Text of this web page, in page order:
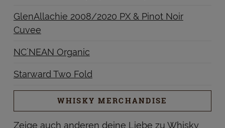
GlenAllachie 2008/2020 PX & Pinot Noir
Cuvee
NC´NEAN Organic
Starward Two Fold
WHISKY MERCHANDISE
Zeige auch anderen deine Liebe zu Whisky